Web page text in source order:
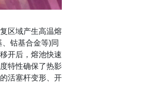
区域产生高温熔
钴基合金等)同
开后，熔池快速
特性确保了热影
活塞杆变形、开